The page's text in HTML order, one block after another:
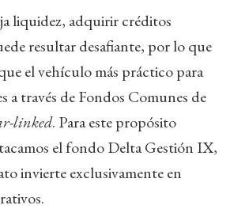
liquidez, adquirir créditos
resultar desafiante, por lo que
el vehículo más práctico para
a través de Fondos Comunes de
linked. Para este propósito
el fondo Delta Gestión IX,
invierte exclusivamente en